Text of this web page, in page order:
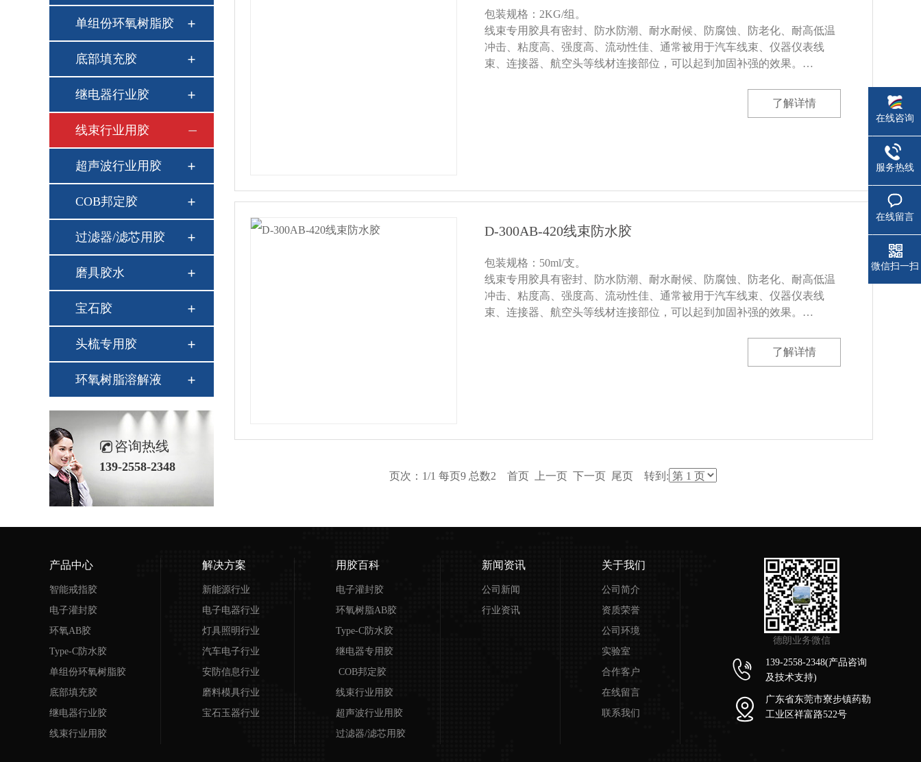
单组份环氧树脂胶
底部填充胶
继电器行业胶
线束行业用胶
超声波行业用胶
COB邦定胶
过滤器/滤芯用胶
磨具胶水
宝石胶
头梳专用胶
环氧树脂溶解液
咨询热线
139-2558-2348
包装规格：2KG/组。
线束专用胶具有密封、防水防潮、耐水耐候、防腐蚀、防老化、耐高低温
冲击、粘度高、强度高、流动性佳、通常被用于汽车线束、仪器仪表线
束、连接器、航空头等线材连接部位，可以起到加固补强的效果。…
了解详情
D-300AB-420线束防水胶
包装规格：50ml/支。
线束专用胶具有密封、防水防潮、耐水耐候、防腐蚀、防老化、耐高低温
冲击、粘度高、强度高、流动性佳、通常被用于汽车线束、仪器仪表线
束、连接器、航空头等线材连接部位，可以起到加固补强的效果。…
了解详情
页次：1/1 每页9 总数2 首页 上一页 下一页 尾页 转到:
产品中心
智能戒指胶
电子灌封胶
环氧AB胶
Type-C防水胶
单组份环氧树脂胶
底部填充胶
继电器行业胶
线束行业用胶
解决方案
新能源行业
电子电器行业
灯具照明行业
汽车电子行业
安防信息行业
磨料模具行业
宝石玉器行业
用胶百科
电子灌封胶
环氧树脂AB胶
Type-C防水胶
继电器专用胶
COB邦定胶
线束行业用胶
超声波行业用胶
过滤器/滤芯用胶
新闻资讯
公司新闻
行业资讯
关于我们
公司简介
资质荣誉
公司环境
实验室
合作客户
在线留言
联系我们
德朗业务微信
139-2558-2348(产品咨询
及技术支持)
广东省东莞市寮步镇药勒
工业区祥富路522号
在线咨询
服务热线
在线留言
微信扫一扫